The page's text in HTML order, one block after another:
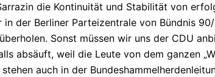
die Kontinuität und Stabilität von
in der Berliner Parteizentrale von Bündnis
Sonst müssen wir uns der CDU
absäuft, weil die Leute von dem ganzen
auch in der